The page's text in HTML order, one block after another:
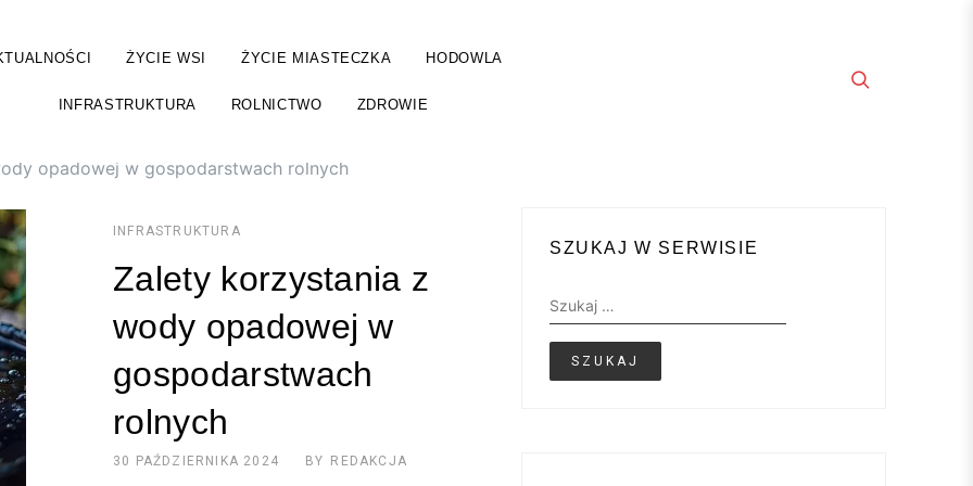
ŻYCIE WSI ŻYCIE MIASTECZKA HODOWLA
INFRASTRUKTURA ROLNICTWO ZDROWIE
opadowej w gospodarstwach rolnych
INFRASTRUKTURA
Zalety korzystania z
wody opadowej w
gospodarstwach
rolnych
30 PAŹDZIERNIKA 2024 BY REDAKCJA
SZUKAJ W SERWISIE
Szukaj: